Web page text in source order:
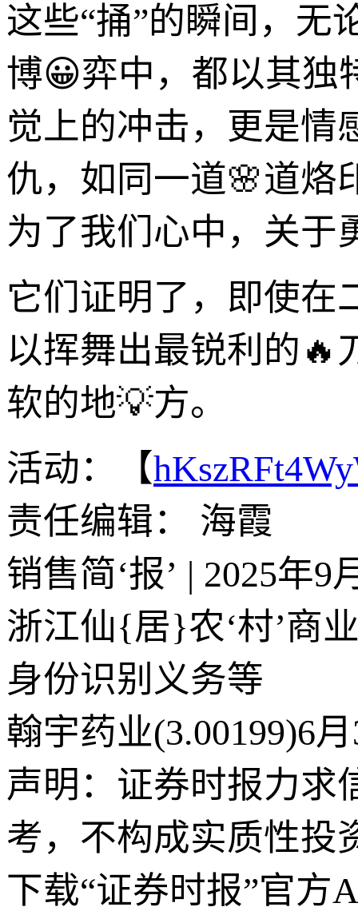
这些“捅”的瞬间，无
博😀弈中，都以其独
觉上的冲击，更是情
仇，如同一道🌸道烙
为了我们心中，关于
它们证明了，即使在
以挥舞出最锐利的🔥
软的地💡方。
活动：【
责任编辑： 海霞
销售简‘报’ | 2025年9
浙江仙{居}农‘村’商
身份识别义务等
翰宇药业(3.00199)6
声明：证券时报力求
考，不构成实质性投
下载“证券时报”官方